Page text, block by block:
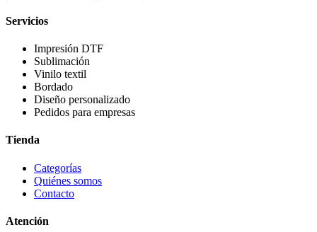
Servicios
Impresión DTF
Sublimación
Vinilo textil
Bordado
Diseño personalizado
Pedidos para empresas
Tienda
Categorías
Quiénes somos
Contacto
Atención